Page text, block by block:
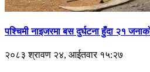
पश्चिमी नाइजरमा बस दुर्घटना हुँदा २१
२०८३ श्रावण २४, आईतवार १५:२७